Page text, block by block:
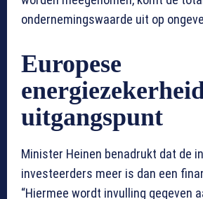
ondernemingswaarde uit op
Europese
uitgangspunt
Minister Heinen benadrukt dat de
investeerders meer is dan een
“Hiermee wordt invulling gegeven